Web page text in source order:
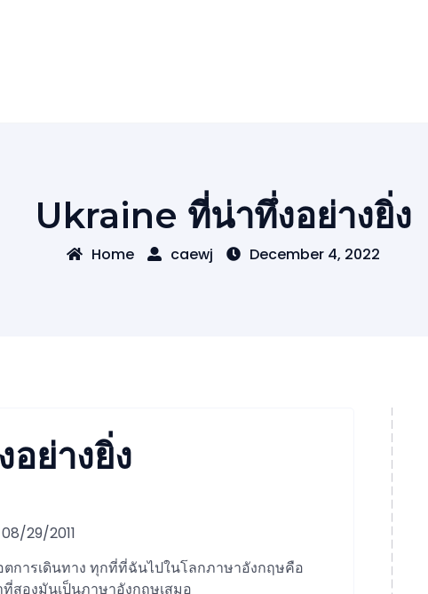
Ukraine ที่น่าทึ่งอย่างยิ่ง
Home caewj December 4, 2022
ย่างยิ่ง
29/2011
การเดินทาง ทุกที่ที่ฉันไปในโลกภาษาอังกฤษคือ
สองมันเป็นภาษาอังกฤษเสมอ